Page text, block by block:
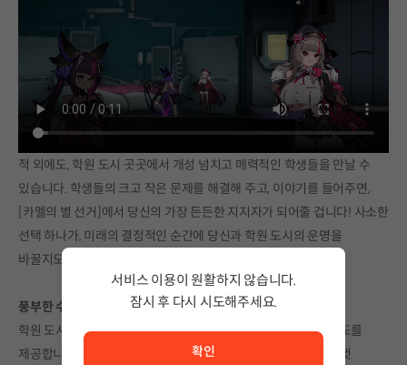
적 외에도, 학원 도시 곳곳에서 개성 넘치고 매력적인 학생들을 만날 수
있습니다. 학생들의 크고 작은 문제를 해결해 주고, 이야기를 들어주면,
[카멜의 별 선거]에서 당신의 가장 든든한 지지자가 되어줄 겁니다! 사소한
선택 하나가, 미래의 결정적인 순간에 당신과 학원 도시의 운명을
바꿀지도 모릅니다.
풍부한 수집 요소와 다양한 난이도
학원 도시에서는 다양한 스타일의 도전자를 환영하며, 여러 난이도를
제공합니다. 부담이 적은 모드를 선택하면 스토리와 탐험을 마음껏
서비스 이용이 원활하지 않습니다.
잠시 후 다시 시도해주세요.
서비스 이용이 원활하지 않습니다. <br/> 잠시 후 다시 시도
확인